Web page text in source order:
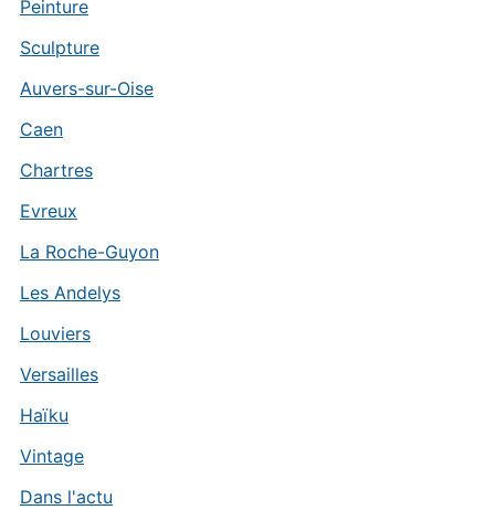
Peinture
Sculpture
Auvers-sur-Oise
Caen
Chartres
Evreux
La Roche-Guyon
Les Andelys
Louviers
Versailles
Haïku
Vintage
Dans l'actu